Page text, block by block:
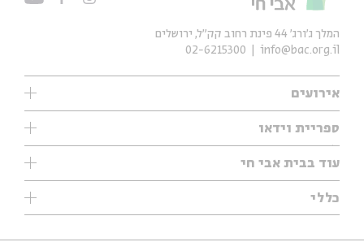
אירועים
עיון
אנגלית
נוער
ספריית וידאו
ילדים
מוזיקה
עיון
מיוחדים
עוד בבית אבי חי
תערוכות
מיוחדים
כללי
אודות
המלך ג'ורג' 44 פינת רחוב קק״ל, ירושלים
info@bac.org.il
02-6215300